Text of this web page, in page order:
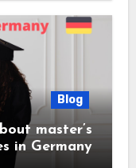
Blog
master’s
in Germany